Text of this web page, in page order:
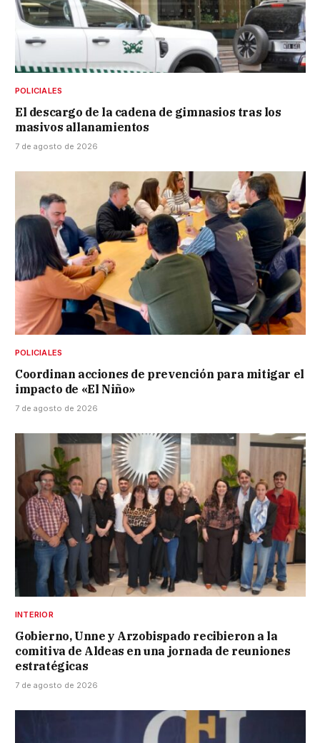
POLICIALES
El descargo de la cadena de gimnasios tras los
masivos allanamientos
7 de agosto de 2026
POLICIALES
Coordinan acciones de prevención para mitigar el
impacto de «El Niño»
7 de agosto de 2026
INTERIOR
Gobierno, Unne y Arzobispado recibieron a la
comitiva de Aldeas en una jornada de reuniones
estratégicas
7 de agosto de 2026